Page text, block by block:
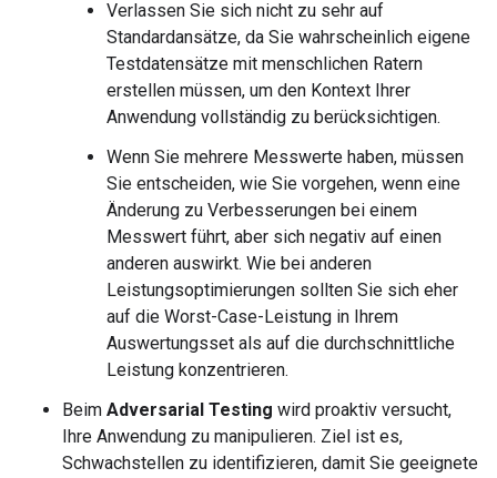
Verlassen Sie sich nicht zu sehr auf
Standardansätze, da Sie wahrscheinlich eigene
Testdatensätze mit menschlichen Ratern
erstellen müssen, um den Kontext Ihrer
Anwendung vollständig zu berücksichtigen.
Wenn Sie mehrere Messwerte haben, müssen
Sie entscheiden, wie Sie vorgehen, wenn eine
Änderung zu Verbesserungen bei einem
Messwert führt, aber sich negativ auf einen
anderen auswirkt. Wie bei anderen
Leistungsoptimierungen sollten Sie sich eher
auf die Worst-Case-Leistung in Ihrem
Auswertungsset als auf die durchschnittliche
Leistung konzentrieren.
Beim Adversarial Testing wird proaktiv versucht,
Ihre Anwendung zu manipulieren. Ziel ist es,
Schwachstellen zu identifizieren, damit Sie geeignete